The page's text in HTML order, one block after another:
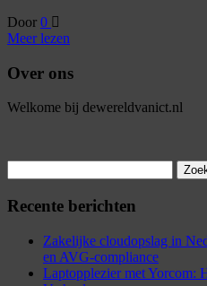
Door 0
Meer lezen
Over ons
Welkome bij dewereldvanict.nl
naar:
Recente berichten
Zakelijke cloudopslag in
en AVG-compliance
Laptopplezier met Yorcom: